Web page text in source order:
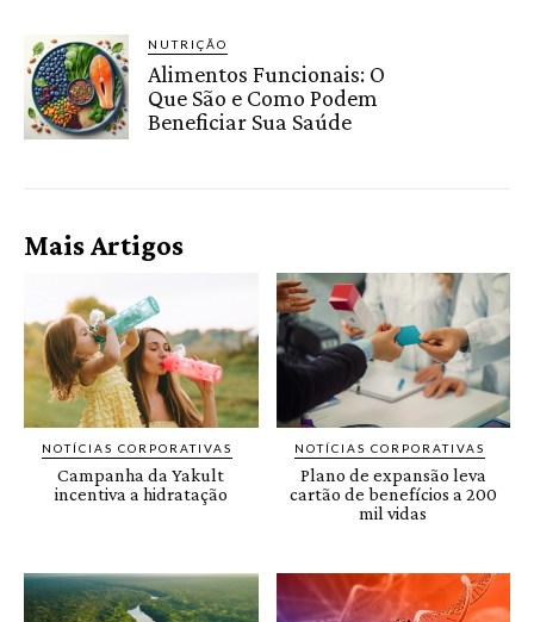
NUTRIÇÃO
Alimentos Funcionais: O
Que São e Como Podem
Beneficiar Sua Saúde
Mais Artigos
NOTÍCIAS CORPORATIVAS
Campanha da Yakult
incentiva a hidratação
NOTÍCIAS CORPORATIVAS
Plano de expansão leva
cartão de benefícios a 200
mil vidas